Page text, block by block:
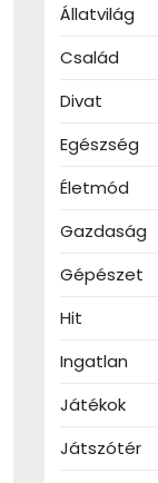
Állatvilág
Család
Divat
Egészség
Életmód
Gazdaság
Gépészet
Hit
Ingatlan
Játékok
Játszótér